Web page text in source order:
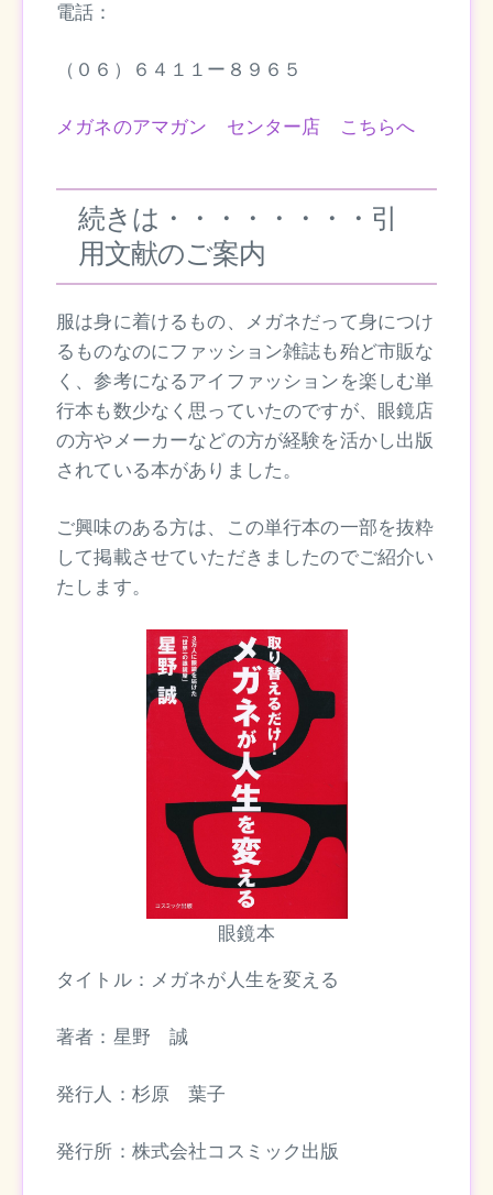
電話：
（０６）６４１１ー８９６５
メガネのアマガン センター店 こちらへ
続きは・・・・・・・・引
用文献のご案内
服は身に着けるもの、メガネだって身につけ
るものなのにファッション雑誌も殆ど市販な
く、参考になるアイファッションを楽しむ単
行本も数少なく思っていたのですが、眼鏡店
の方やメーカーなどの方が経験を活かし出版
されている本がありました。
ご興味のある方は、この単行本の一部を抜粋
して掲載させていただきましたのでご紹介い
たします。
眼鏡本
タイトル：メガネが人生を変える
著者：星野 誠
発行人：杉原 葉子
発行所：株式会社コスミック出版